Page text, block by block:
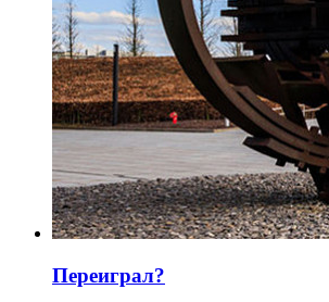
Переиграл?